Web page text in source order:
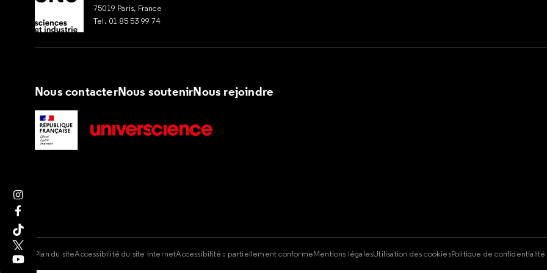
Suivez nous sur Instagram
Suivez nous sur Facebook
Suivez nous sur Youtube
75019 Paris, France
Tel. 01 85 53 99 74
Nous contacterNous soutenirNous rejoindre
Plan du siteAccessibilité du site internetAccessibilité : partiellement conformeMentions légalesUtilisation des cookiesPolitique de